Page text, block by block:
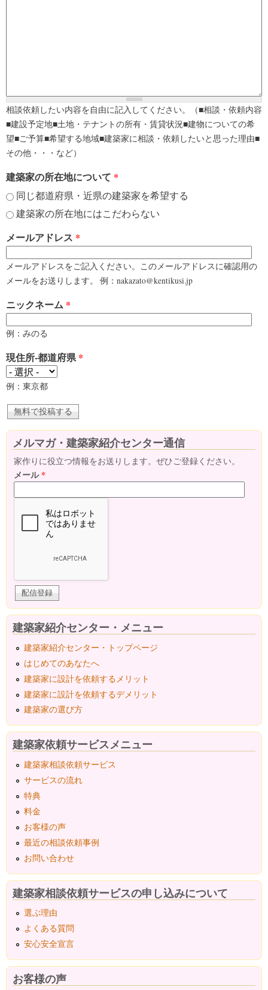
相談依頼したい内容を自由に記入してください。（■相談・依頼内容
■建設予定地■土地・テナントの所有・賃貸状況■建物についての希
望■ご予算■希望する地域■建築家に相談・依頼したいと思った理由■
その他・・・など）
建築家の所在地について *
同じ都道府県・近県の建築家を希望する
建築家の所在地にはこだわらない
メールアドレス *
メールアドレスをご記入ください。このメールアドレスに確認用の
メールをお送りします。 例：nakazato@kentikusi.jp
ニックネーム *
例：みのる
現住所-都道府県*
例：東京都
メルマガ・建築家紹介センター通信
家作りに役立つ情報をお送りします。ぜひご登録ください。
メール*
建築家紹介センター・メニュー
建築家紹介センター・トップページ
はじめてのあなたへ
建築家に設計を依頼するメリット
建築家に設計を依頼するデメリット
建築家の選び方
建築家依頼サービスメニュー
建築家相談依頼サービス
サービスの流れ
特典
料金
お客様の声
最近の相談依頼事例
お問い合わせ
建築家相談依頼サービスの申し込みについて
選ぶ理由
よくある質問
安心安全宣言
お客様の声